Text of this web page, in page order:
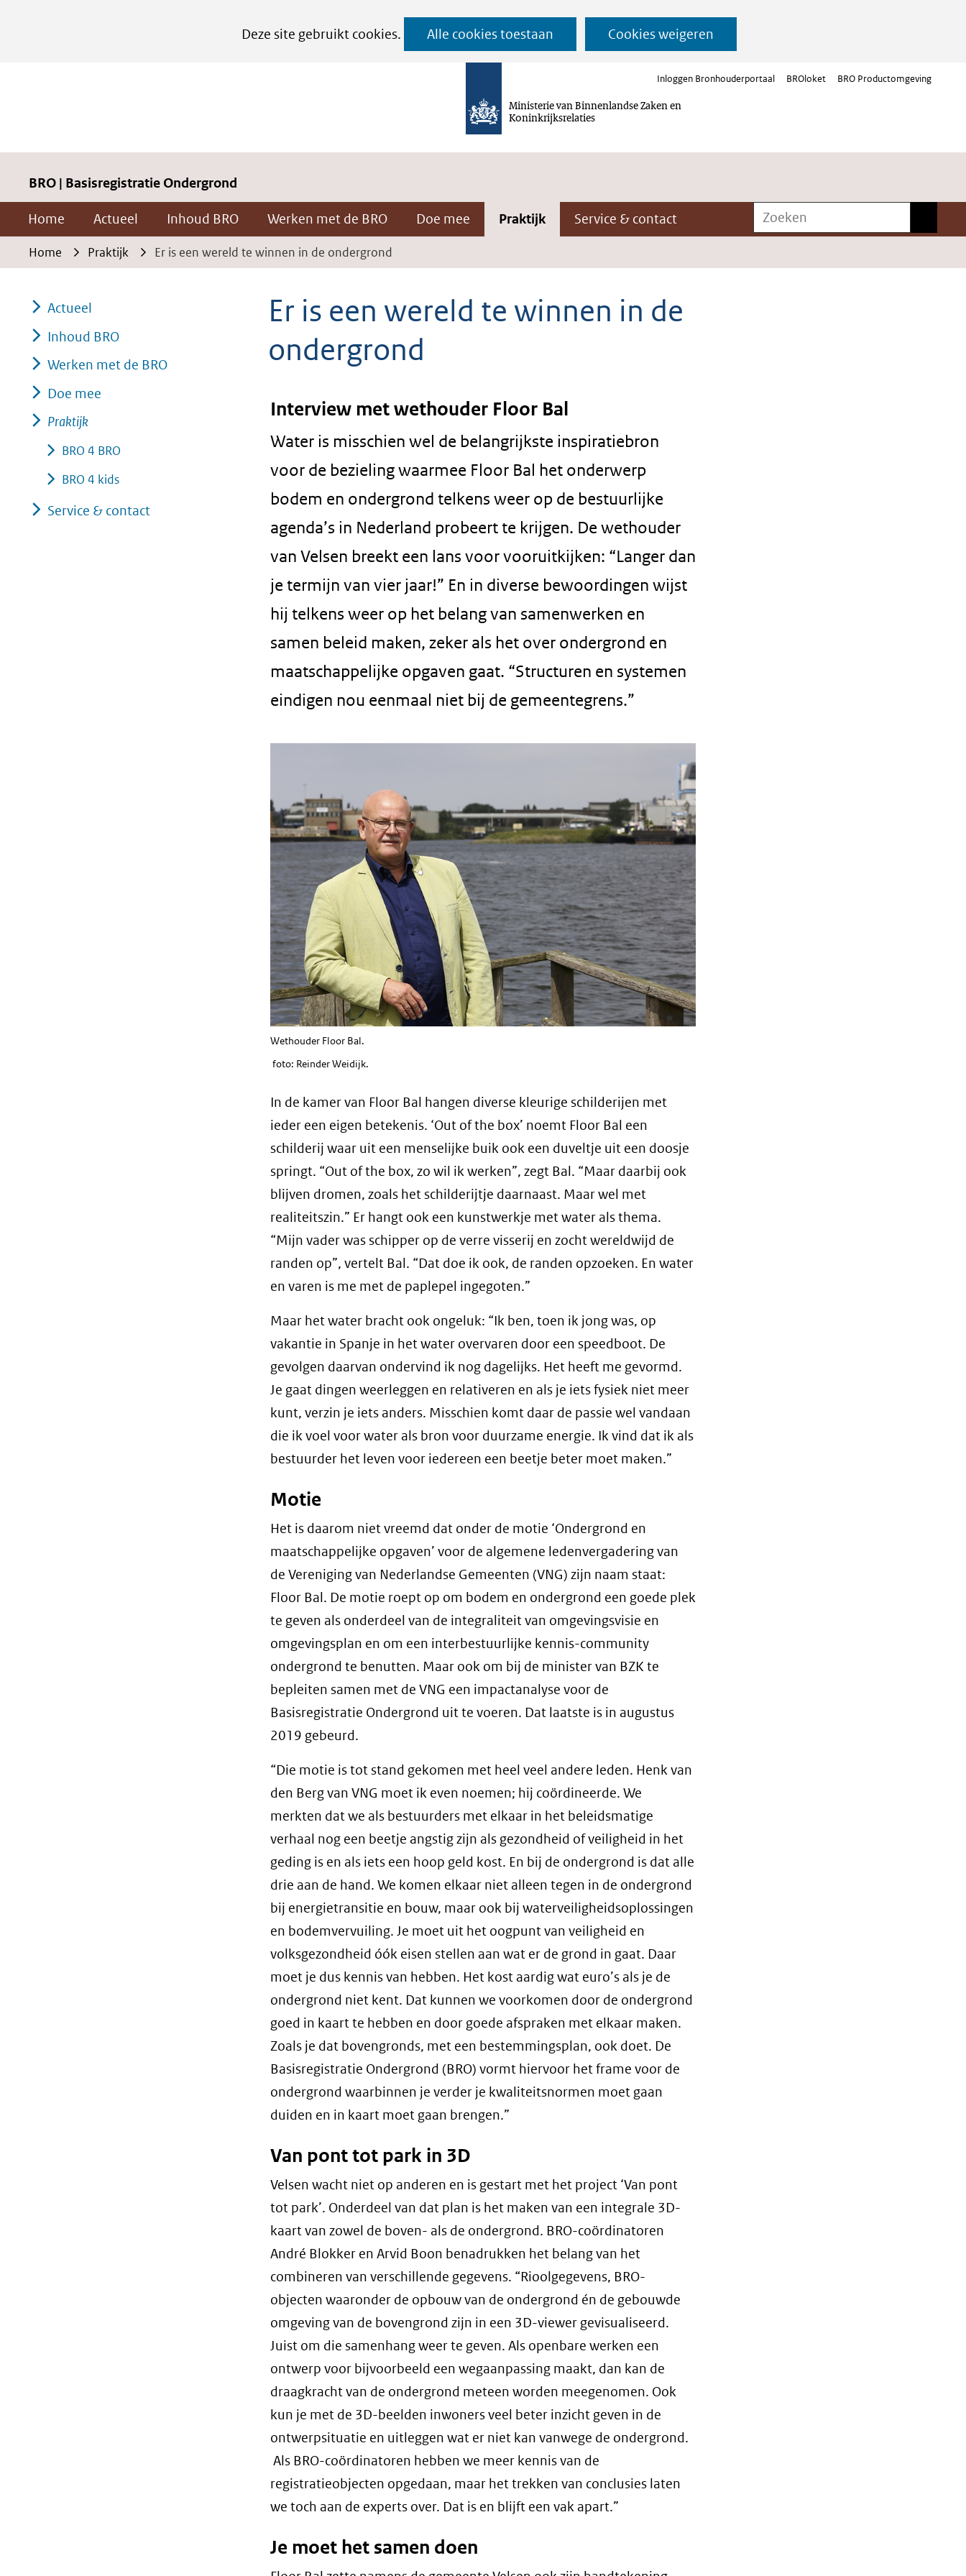
Deze site gebruikt cookies.
van
cookies
op
deze
website
worden
geweigerd.
Alle cookies toestaan Cookies weigeren
Ga
naar
de
Ministerie van Binnenlandse Zaken en
Koninkrijksrelaties
Inloggen Bronhouderportaal BROloket BRO Productomgeving
BRO | Basisregistratie Ondergrond
Home Actueel Inhoud BRO Werken met de BRO Doe mee Praktijk Service & contact Zoeken
Home Praktijk Er is een wereld te winnen in de ondergrond
Er is een wereld te winnen in de
ondergrond
Interview met wethouder Floor Bal
Water is misschien wel de belangrijkste inspiratiebron
voor de bezieling waarmee Floor Bal het onderwerp
bodem en ondergrond telkens weer op de bestuurlijke
agenda’s in Nederland probeert te krijgen. De wethouder
van Velsen breekt een lans voor vooruitkijken: “Langer dan
je termijn van vier jaar!” En in diverse bewoordingen wijst
hij telkens weer op het belang van samenwerken en
samen beleid maken, zeker als het over ondergrond en
maatschappelijke opgaven gaat. “Structuren en systemen
eindigen nou eenmaal niet bij de gemeentegrens.”
Wethouder Floor Bal.
foto: Reinder Weidijk.
In de kamer van Floor Bal hangen diverse kleurige schilderijen met
ieder een eigen betekenis. ‘Out of the box’ noemt Floor Bal een
schilderij waar uit een menselijke buik ook een duveltje uit een doosje
springt. “Out of the box, zo wil ik werken”, zegt Bal. “Maar daarbij ook
blijven dromen, zoals het schilderijtje daarnaast. Maar wel met
realiteitszin.” Er hangt ook een kunstwerkje met water als thema.
“Mijn vader was schipper op de verre visserij en zocht wereldwijd de
randen op”, vertelt Bal. “Dat doe ik ook, de randen opzoeken. En water
en varen is me met de paplepel ingegoten.”
Maar het water bracht ook ongeluk: “Ik ben, toen ik jong was, op
vakantie in Spanje in het water overvaren door een speedboot. De
gevolgen daarvan ondervind ik nog dagelijks. Het heeft me gevormd.
Je gaat dingen weerleggen en relativeren en als je iets fysiek niet meer
kunt, verzin je iets anders. Misschien komt daar de passie wel vandaan
die ik voel voor water als bron voor duurzame energie. Ik vind dat ik als
bestuurder het leven voor iedereen een beetje beter moet maken.”
Motie
Het is daarom niet vreemd dat onder de motie ‘Ondergrond en
maatschappelijke opgaven’ voor de algemene ledenvergadering van
de Vereniging van Nederlandse Gemeenten (VNG) zijn naam staat:
Floor Bal. De motie roept op om bodem en ondergrond een goede plek
te geven als onderdeel van de integraliteit van omgevingsvisie en
omgevingsplan en om een interbestuurlijke kennis-community
ondergrond te benutten. Maar ook om bij de minister van BZK te
bepleiten samen met de VNG een impactanalyse voor de
Basisregistratie Ondergrond uit te voeren. Dat laatste is in augustus
2019 gebeurd.
“Die motie is tot stand gekomen met heel veel andere leden. Henk van
den Berg van VNG moet ik even noemen; hij coördineerde. We
merkten dat we als bestuurders met elkaar in het beleidsmatige
verhaal nog een beetje angstig zijn als gezondheid of veiligheid in het
geding is en als iets een hoop geld kost. En bij de ondergrond is dat alle
drie aan de hand. We komen elkaar niet alleen tegen in de ondergrond
bij energietransitie en bouw, maar ook bij waterveiligheidsoplossingen
en bodemvervuiling. Je moet uit het oogpunt van veiligheid en
volksgezondheid óók eisen stellen aan wat er de grond in gaat. Daar
moet je dus kennis van hebben. Het kost aardig wat euro’s als je de
ondergrond niet kent. Dat kunnen we voorkomen door de ondergrond
goed in kaart te hebben en door goede afspraken met elkaar maken.
Zoals je dat bovengronds, met een bestemmingsplan, ook doet. De
Basisregistratie Ondergrond (BRO) vormt hiervoor het frame voor de
ondergrond waarbinnen je verder je kwaliteitsnormen moet gaan
duiden en in kaart moet gaan brengen.”
Van pont tot park in 3D
Velsen wacht niet op anderen en is gestart met het project ‘Van pont
tot park’. Onderdeel van dat plan is het maken van een integrale 3D-
kaart van zowel de boven- als de ondergrond. BRO-coördinatoren
André Blokker en Arvid Boon benadrukken het belang van het
combineren van verschillende gegevens. “Rioolgegevens, BRO-
objecten waaronder de opbouw van de ondergrond én de gebouwde
omgeving van de bovengrond zijn in een 3D-viewer gevisualiseerd.
Juist om die samenhang weer te geven. Als openbare werken een
ontwerp voor bijvoorbeeld een wegaanpassing maakt, dan kan de
draagkracht van de ondergrond meteen worden meegenomen. Ook
kun je met de 3D-beelden inwoners veel beter inzicht geven in de
ontwerpsituatie en uitleggen wat er niet kan vanwege de ondergrond.
Als BRO-coördinatoren hebben we meer kennis van de
registratieobjecten opgedaan, maar het trekken van conclusies laten
we toch aan de experts over. Dat is en blijft een vak apart.”
Je moet het samen doen
Actueel
Inhoud BRO
Werken met de BRO
Doe mee
Praktijk
BRO 4 BRO
BRO 4 kids
Service & contact